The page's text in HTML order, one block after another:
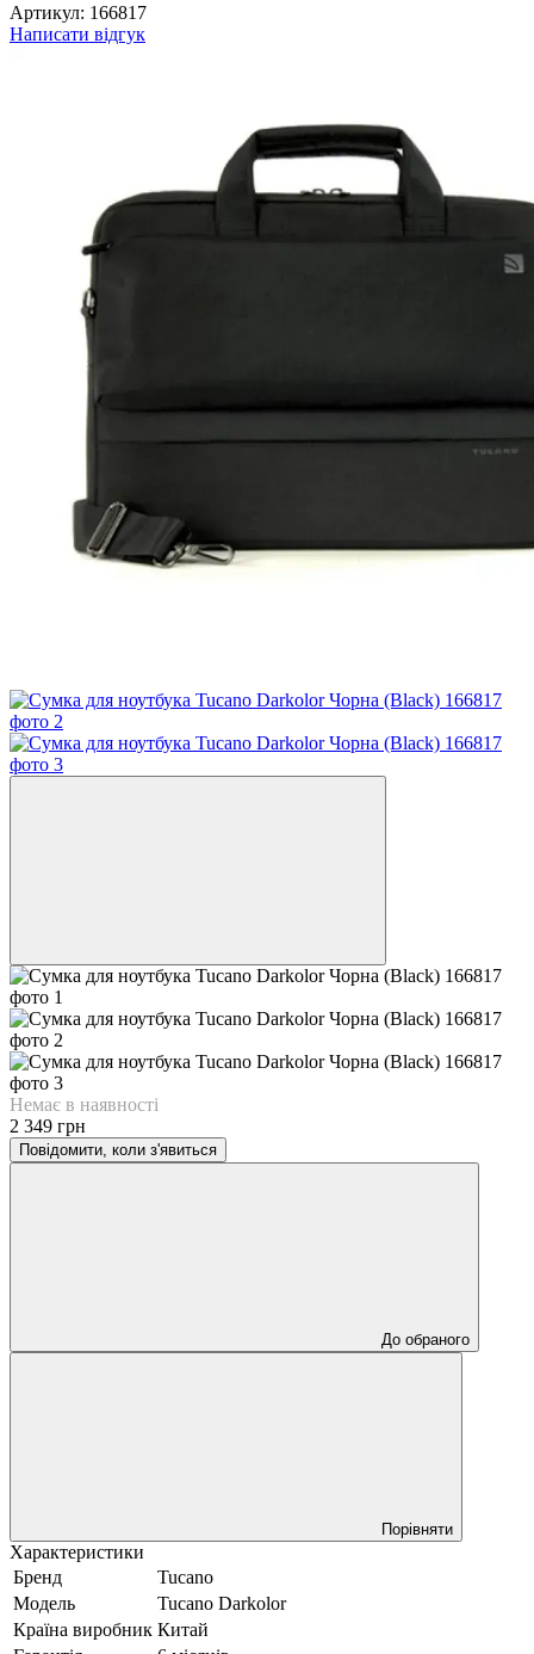
Артикул: 166817
Написати відгук
Немає в наявності
2 349 грн
Повідомити, коли з'явиться
До обраного
Порівняти
Характеристики
Бренд
Tucano
Модель
Tucano Darkolor
Країна виробник Китай